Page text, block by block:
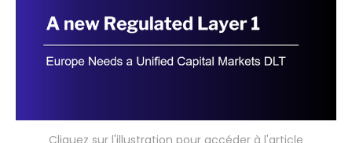
Cliquez sur l'illustration pour accéder à l'article